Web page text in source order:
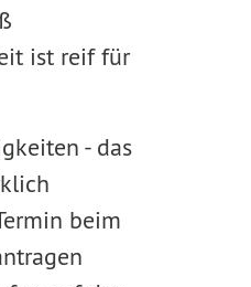
ist reif für
- das
beim